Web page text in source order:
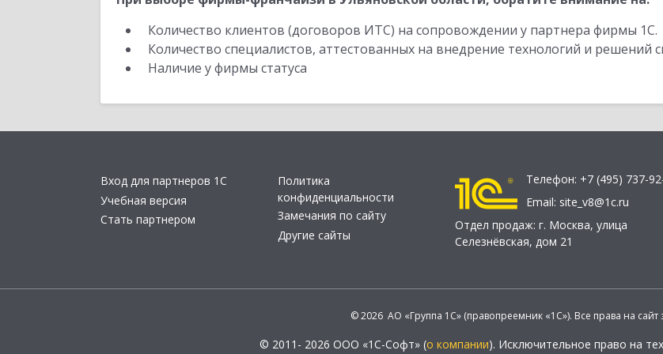
Количество клиентов (договоров ИТС) на сопровождении у партнера фирмы 1С.
Количество специалистов, аттестованных на внедрение технологий и решений
Наличие у фирмы статуса
Вход для партнеров 1С
Учебная версия
Стать партнером
Политика
конфиденциальности
Замечания по сайту
Другие сайты
Телефон: +7 (495) 737-
Email: site_v8@1c.ru
Отдел продаж: г. Москва, улица
Селезнёвская, дом 21
© 2026 АО «Группа 1С» (правопреемник «1С»). Все права на
© 2011- 2026 ООО «1С-Софт» (о компании). Исключительное право на